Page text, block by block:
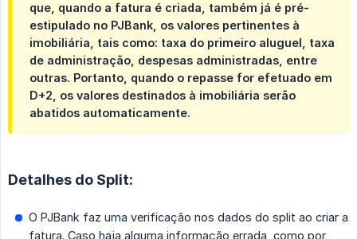
que, quando a fatura é criada, também já é pré-
estipulado no PJBank, os valores pertinentes à
imobiliária, tais como: taxa do primeiro aluguel, taxa
de administração, despesas administradas, entre
outras. Portanto, quando o repasse for efetuado em
D+2 , os valores destinados à imobiliária serão
abatidos automaticamente.
Detalhes do Split:
O PJBank faz uma verificação nos dados do split ao criar a
fatura. Caso haja alguma informação errada, como por